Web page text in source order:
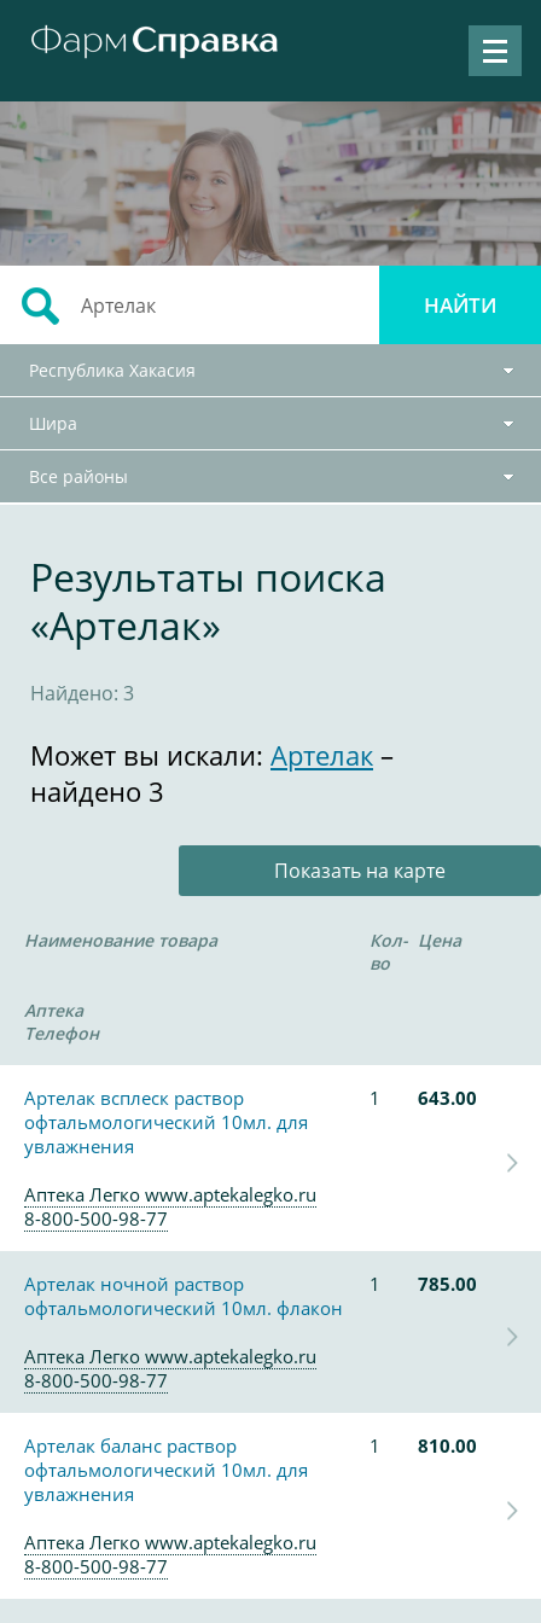
Республика Хакасия
Шира
Все районы
Результаты поиска
«Артелак»
Найдено: 3
Может вы искали: Артелак –
найдено 3
Показать на карте
Наименование товара
Кол-
во
Цена
Аптека
Телефон
Артелак всплеск раствор
офтальмологический 10мл. для
увлажнения
1 643.00
Аптека Легко www.aptekalegko.ru
8-800-500-98-77
Артелак ночной раствор
офтальмологический 10мл. флакон
1 785.00
Аптека Легко www.aptekalegko.ru
8-800-500-98-77
Артелак баланс раствор
офтальмологический 10мл. для
увлажнения
1 810.00
Аптека Легко www.aptekalegko.ru
8-800-500-98-77